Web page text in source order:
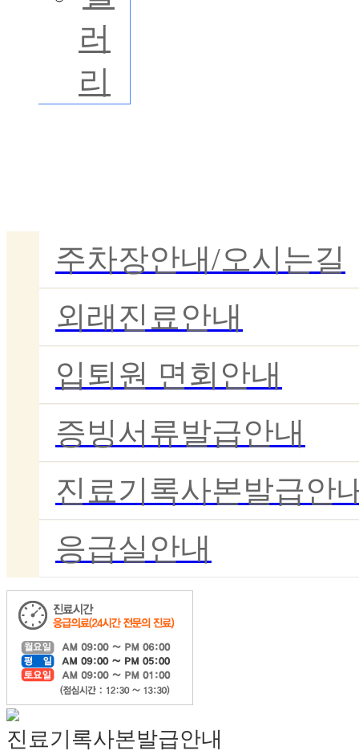
러
리
주차장안내/오시는길
외래진료안내
입퇴원 면회안내
증빙서류발급안내
진료기록사본발급안
응급실안내
진료기록사본발급안내